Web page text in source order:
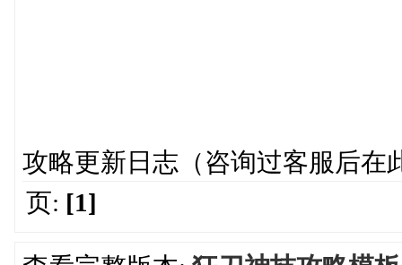
攻略更新日志（咨询过客服
页: [1]